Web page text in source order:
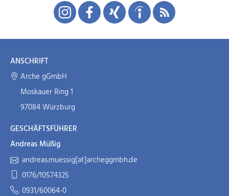
ANSCHRIFT
Arche gGmbH
Moskauer Ring 1
97084 Würzburg
GESCHÄFTSFÜHRER
Andreas Müßig
andreas.muessig[at]archeggmbh.de
0176/10574325
0931/60064-0